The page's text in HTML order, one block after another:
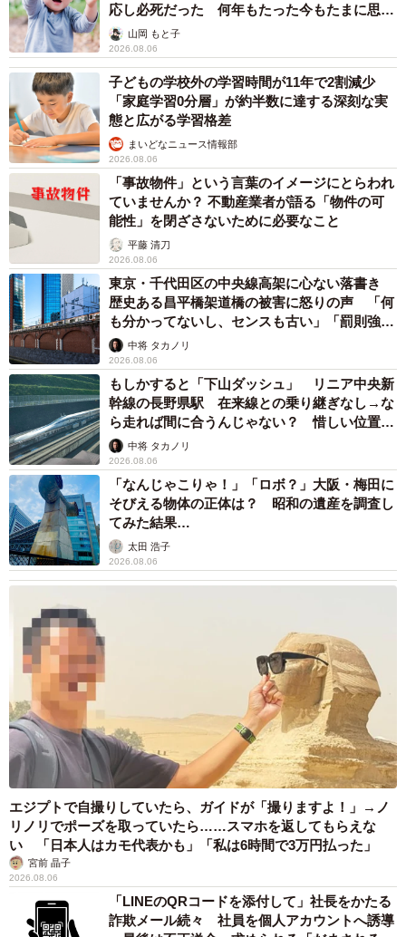
応し必死だった 何年もたった今もたまに思い
出し…山岡 もと子
2026.08.06
子どもの学校外の学習時間が11年で2割減少
「家庭学習0分層」が約半数に達する深刻な実
態と広がる学習格差
まいどなニュース情報部
2026.08.06
「事故物件」という言葉のイメージにとらわれ
ていませんか？ 不動産業者が語る「物件の可
能性」を閉ざさないために必要なこと
平藤 清刀
2026.08.06
東京・千代田区の中央線高架に心ない落書き
歴史ある昌平橋架道橋の被害に怒りの声 「何
も分かってないし、センスも古い」「罰則強化
して」中将 タカノリ
2026.08.06
もしかすると「下山ダッシュ」 リニア中央新
幹線の長野県駅 在来線との乗り継ぎなし→な
ら走れば間に合うんじゃない？ 惜しい位置関
係が反響
中将 タカノリ
2026.08.06
「なんじゃこりゃ！」「ロボ？」大阪・梅田に
そびえる物体の正体は？ 昭和の遺産を調査し
てみた結果…
太田 浩子
2026.08.06
エジプトで自撮りしていたら、ガイドが「撮りますよ！」→ノ
リノリでポーズを取っていたら……スマホを返してもらえな
い 「日本人はカモ代表かも」「私は6時間で3万円払った」
宮前 晶子
2026.08.06
「LINEのQRコードを添付して」社長をかたる
詐欺メール続々 社員を個人アカウントへ誘導